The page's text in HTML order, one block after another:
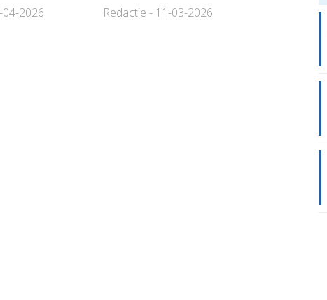
04-2026
Redactie - 11-03-2026